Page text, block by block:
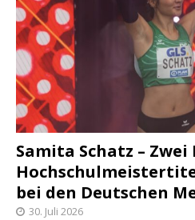
Samita Schatz – Zwei
bei den Deutschen
30. Juli 2026